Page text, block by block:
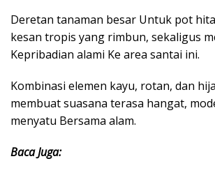
Deretan tanaman besar Untuk pot
kesan tropis yang rimbun, sekaligus
Kepribadian alami Ke area santai ini.
Kombinasi elemen kayu, rotan, dan
membuat suasana terasa hangat,
menyatu Bersama alam.
Baca Juga: